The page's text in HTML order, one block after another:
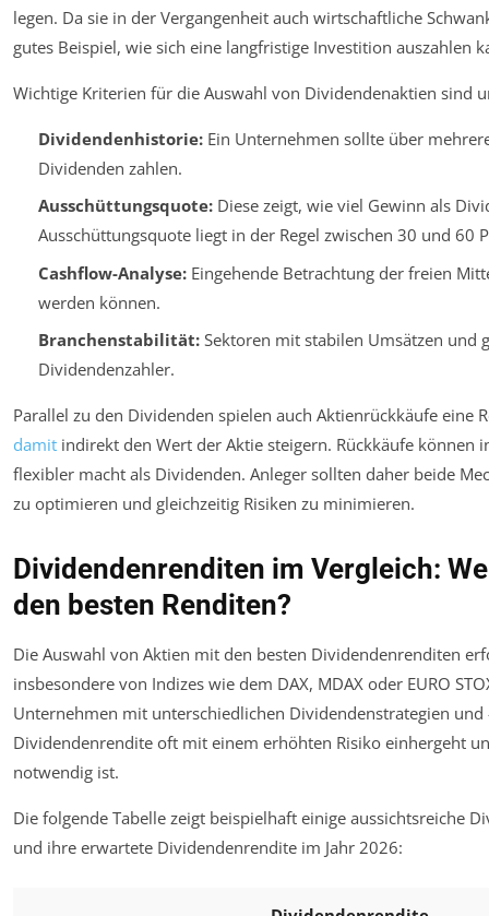
legen. Da sie in der Vergangenheit auch wirtschaftliche
gutes Beispiel, wie sich eine langfristige Investition auszahlen
Wichtige Kriterien für die Auswahl von Dividendenaktien sind
Dividendenhistorie:Ein Unternehmen sollte über
Dividenden zahlen.
Ausschüttungsquote:Diese zeigt, wie viel Gewinn als
Ausschüttungsquote liegt in der Regel zwischen 30 und 60
Cashflow-Analyse:Eingehende Betrachtung der freien
werden können.
Branchenstabilität:Sektoren mit stabilen Umsätzen und
Dividendenzahler.
Parallel zu den Dividenden spielen auch Aktienrückkäufe eine
damit indirekt den Wert der Aktie steigern. Rückkäufe können
flexibler macht als Dividenden. Anleger sollten daher beide
zu optimieren und gleichzeitig Risiken zu minimieren.
Dividendenrenditen im Vergleich:
den besten Renditen?
Die Auswahl von Aktien mit den besten Dividendenrenditen
insbesondere von Indizes wie dem DAX, MDAX oder EURO
Unternehmen mit unterschiedlichen Dividendenstrategien
Dividendenrendite oft mit einem erhöhten Risiko einhergeht
notwendig ist.
Die folgende Tabelle zeigt beispielhaft einige aussichtsreiche
und ihre erwartete Dividendenrendite im Jahr 2026: